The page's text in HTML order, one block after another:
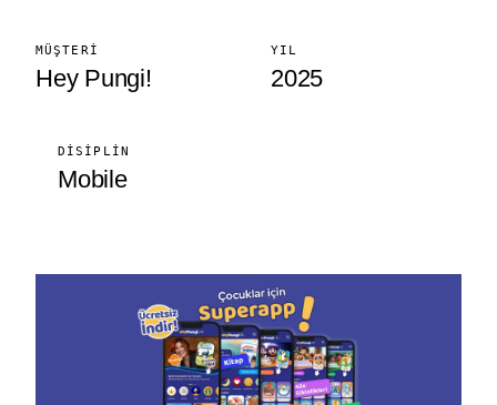
MÜŞTERI
Hey Pungi!
YIL
2025
DISIPLIN
Mobile